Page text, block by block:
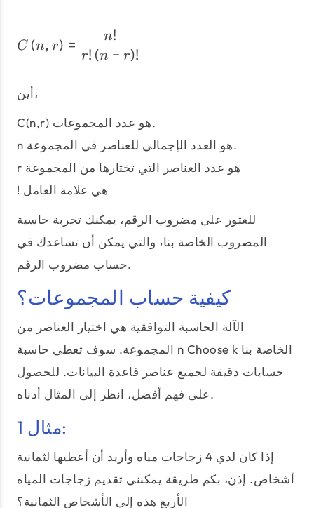
C (n, r) =
r! (n − r)!
n!
أين،
C(n,r) هو عدد المجموعات.
n هو العدد الإجمالي للعناصر في المجموعة.
r هو عدد العناصر التي تختارها من المجموعة
! هي علامة العامل
للعثور على مضروب الرقم، يمكنك تجربة حاسبة
المضروب الخاصة بنا، والتي يمكن أن تساعدك في
حساب مضروب الرقم.
كيفية حساب المجموعات؟
الآلة الحاسبة التوافقية هي اختيار العناصر من
المجموعة. سوف تعطي حاسبة n Choose k الخاصة بنا
حسابات دقيقة لجميع عناصر قاعدة البيانات. للحصول
على فهم أفضل، انظر إلى المثال أدناه.
مثال 1:
إذا كان لدي 4 زجاجات مياه وأريد أن أعطيها لثمانية
أشخاص. إذن، بكم طريقة يمكنني تقديم زجاجات المياه
الأربع هذه إلى الأشخاص الثمانية؟